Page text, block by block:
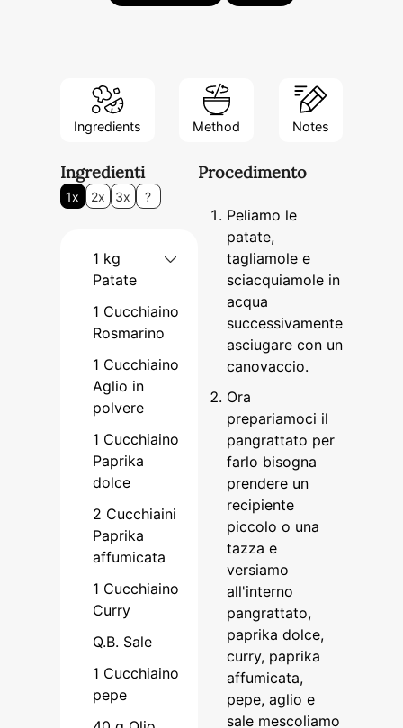
Ingredients Method Notes
Ingredienti
1x 2x 3x ?
1 kg
Patate
1 Cucchiaino
Rosmarino
1 Cucchiaino
Aglio in
polvere
1 Cucchiaino
Paprika
dolce
2 Cucchiaini
Paprika
affumicata
1 Cucchiaino
Curry
Q.B. Sale
1 Cucchiaino
pepe
Procedimento
Peliamo le
patate,
tagliamole e
sciacquiamole in
acqua
successivamente
asciugare con un
canovaccio.
Ora
prepariamoci il
pangrattato per
farlo bisogna
prendere un
recipiente
piccolo o una
tazza e
versiamo
all'interno
pangrattato,
paprika dolce,
curry, paprika
affumicata,
pepe, aglio e
sale mescoliamo